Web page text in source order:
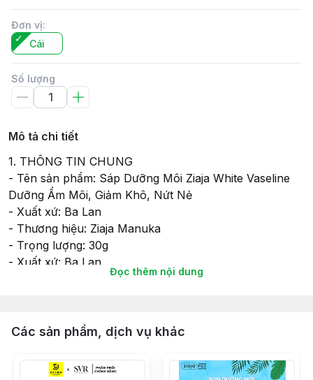
Đơn vị:
Cái
Số lượng
Mô tả chi tiết
1. THÔNG TIN CHUNG
- Tên sản phẩm: Sáp Dưỡng Môi Ziaja White Vaseline
Dưỡng Ẩm Môi, Giảm Khô, Nứt Nẻ
- Xuất xứ: Ba Lan
- Thương hiệu: Ziaja Manuka
- Trọng lượng: 30g
- Xuất xứ: Ba Lan
- Nhà sản xuất: Laboratorium Kosmetykow
TNHH Hưởng Thêm
2. THÔNG TIN CÁ BIỆT
Đọc thêm nội dung
Các sản phẩm, dịch vụ khác